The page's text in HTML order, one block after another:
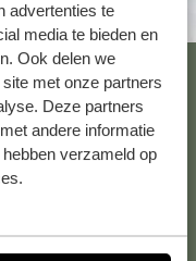
advertenties te
media te bieden en
Ook delen we
met onze partners
Deze partners
andere informatie
verzameld op